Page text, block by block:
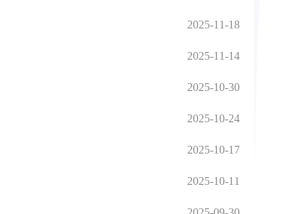
2025-11-18
2025-11-14
2025-10-30
2025-10-24
2025-10-17
2025-10-11